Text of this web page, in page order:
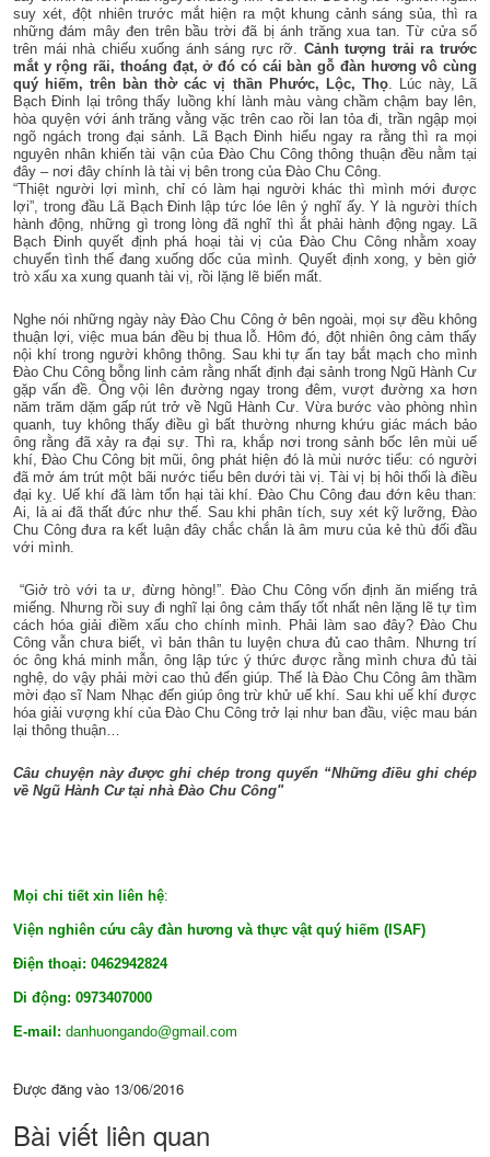
suy xét, đột nhiên trước mắt hiện ra một khung cảnh sáng sủa, thì ra
những đám mây đen trên bầu trời đã bị ánh trăng xua tan. Từ cửa sổ
trên mái nhà chiếu xuống ánh sáng rực rỡ. Cảnh tượng trải ra trước
mắt y rộng rãi, thoáng đạt, ở đó có cái bàn gỗ đàn hương vô cùng
quý hiếm, trên bàn thờ các vị thần Phước, Lộc, Thọ. Lúc này, Lã
Bạch Đinh lại trông thấy luồng khí lành màu vàng chầm chậm bay lên,
hòa quyện với ánh trăng vằng vặc trên cao rồi lan tỏa đi, trần ngập mọi
ngõ ngách trong đại sảnh. Lã Bạch Đinh hiểu ngay ra rằng thì ra mọi
nguyên nhân khiến tài vận của Đào Chu Công thông thuận đều nằm tại
đây – nơi đây chính là tài vị bên trong của Đào Chu Công.
“Thiệt người lợi mình, chỉ có làm hại người khác thì mình mới được
lợi”, trong đầu Lã Bạch Đinh lập tức lóe lên ý nghĩ ấy. Y là người thích
hành động, những gì trong lòng đã nghĩ thì ắt phải hành động ngay. Lã
Bạch Đinh quyết định phá hoại tài vị của Đào Chu Công nhằm xoay
chuyển tình thế đang xuống dốc của mình. Quyết định xong, y bèn giở
trò xấu xa xung quanh tài vị, rồi lặng lẽ biến mất.
Nghe nói những ngày này Đào Chu Công ở bên ngoài, mọi sự đều không
thuận lợi, việc mua bán đều bị thua lỗ. Hôm đó, đột nhiên ông cảm thấy
nội khí trong người không thông. Sau khi tự ấn tay bắt mạch cho mình
Đào Chu Công bỗng linh cảm rằng nhất định đại sảnh trong Ngũ Hành Cư
gặp vấn đề. Ông vội lên đường ngay trong đêm, vượt đường xa hơn
năm trăm dặm gấp rút trở về Ngũ Hành Cư. Vừa bước vào phòng nhìn
quanh, tuy không thấy điều gì bất thường nhưng khứu giác mách bảo
ông rằng đã xảy ra đại sự. Thì ra, khắp nơi trong sảnh bốc lên mùi uế
khí, Đào Chu Công bịt mũi, ông phát hiện đó là mùi nước tiểu: có người
đã mở ám trút một bãi nước tiểu bên dưới tài vị. Tài vị bị hôi thối là điều
đại kỵ. Uế khí đã làm tổn hại tài khí. Đào Chu Công đau đớn kêu than:
Ai, là ai đã thất đức như thế. Sau khi phân tích, suy xét kỹ lưỡng, Đào
Chu Công đưa ra kết luận đây chắc chắn là âm mưu của kẻ thù đối đầu
với mình.
“Giở trò với ta ư, đừng hòng!”. Đào Chu Công vốn định ăn miếng trả
miếng. Nhưng rồi suy đi nghĩ lại ông cảm thấy tốt nhất nên lặng lẽ tự tìm
cách hóa giải điềm xấu cho chính mình. Phải làm sao đây? Đào Chu
Công vẫn chưa biết, vì bản thân tu luyện chưa đủ cao thâm. Nhưng trí
óc ông khá minh mẫn, ông lập tức ý thức được rằng mình chưa đủ tài
nghệ, do vậy phải mời cao thủ đến giúp. Thế là Đào Chu Công âm thầm
mời đạo sĩ Nam Nhạc đến giúp ông trừ khử uế khí. Sau khi uế khí được
hóa giải vượng khí của Đào Chu Công trở lại như ban đầu, việc mau bán
lại thông thuận…
Câu chuyện này được ghi chép trong quyển “Những điều ghi chép
về Ngũ Hành Cư tại nhà Đào Chu Công"
Mọi chi tiết xin liên hệ:
Viện nghiên cứu cây đàn hương và thực vật quý hiếm (ISAF)
Điện thoại: 0462942824
Di động: 0973407000
E-mail: danhuongando@gmail.com
Được đăng vào 13/06/2016
Bài viết liên quan